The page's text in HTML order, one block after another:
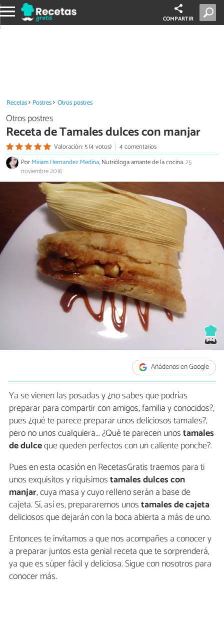
COMPARTIR
Recetas Postres Otros postres
Otros postres
Receta de Tamales dulces con manjar
Valoración: 5 (4 votos)
4 comentarios
PorMiriam Hernandez Medina, Nutrióloga amante de la cocina.25
noviembre 2016
Añádenos en Google
Ya se vienen las posadas y ¿no sabes que podrías
preparar para compartir con amigos, familia y conocidos?,
pues ¿qué te parece preparar unos deliciosos tamales?,
pero no unos cualquiera... ¿Qué te parecen unostamales
de dulceque queden perfectos con un caliente ponche?.
Pues en esta ocasión en RecetasGratis traemos para ti
unos exquisitos y riquísimostamales dulces con
manjar, cuya masa y cuyo relleno serán a base de
cajeta. Sí, así es, prepararemos unostamales de cajeta
deliciosos que dejarán con la boca abierta a más de uno.
Entonces te invitamos a que nos acompañes a conocer y
a preparar juntos esta genial receta que te sorprenderá,
ya que es súper fácil y deliciosa. Sigue con nosotros para
conocer más.